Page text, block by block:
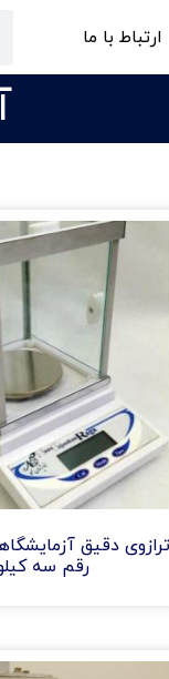
ارتباط با ما
رقم سه